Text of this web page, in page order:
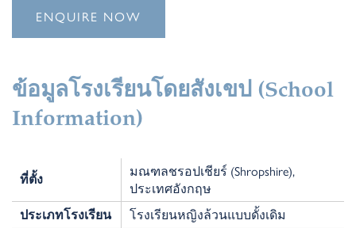
ENQUIRE NOW
ข้อมูลโรงเรียนโดยสังเขป (School
Information)
ที่ตั้ง
มณฑลชรอปเชียร์ (Shropshire),
ประเทศอังกฤษ
ประเภทโรงเรียน โรงเรียนหญิงล้วนแบบดั้งเดิม